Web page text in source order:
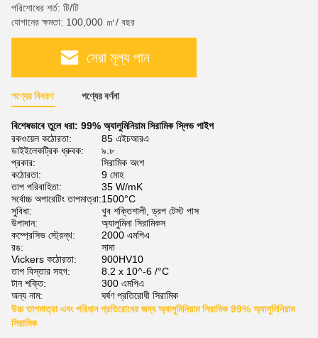
পরিশোধের শর্ত: টি/টি
যোগানের ক্ষমতা: 100,000 ㎡/ বছর
সেরা মূল্য পান
পণ্যের বিবরণ পণ্যের বর্ণনা
বিশেষভাবে তুলে ধরা: 99% অ্যালুমিনিয়াম সিরামিক স্লিভ পাইপ
রকওয়েল কঠোরতা:
85 এইচআরএ
ডাইইলেকট্রিক ধ্রুবক:
৯.৮
প্রকার:
সিরামিক অংশ
কঠোরতা:
9 মোহ
তাপ পরিবাহিতা:
35 W/mK
সর্বোচ্চ অপারেটিং তাপমাত্রা:1500°C
সুবিধা:
খুব শক্তিশালী, ড্রপ টেস্ট পাস
উপাদান:
অ্যালুমিনা সিরামিকস
কম্প্রেসিভ স্ট্রেন্থ:
2000 এমপিএ
রঙ:
সাদা
Vickers কঠোরতা:
900HV10
তাপ বিস্তার সহগ:
8.2 x 10^-6 /°C
টান শক্তি:
300 এমপিএ
অন্য নাম:
ঘর্ষণ প্রতিরোধী সিরামিক
উচ্চ তাপমাত্রা এবং পরিধান প্রতিরোধের জন্য অ্যালুমিনিয়াম সিরামিক 99% অ্যালুমিনিয়াম
সিরামিক